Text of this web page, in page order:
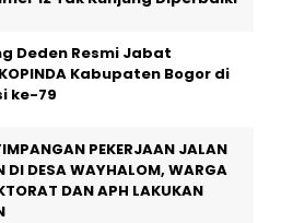
Deden Resmi Jabat
Kabupaten Bogor di
ke-79
PEKERJAAN JALAN
DI DESA WAYHALOM, WARGA
DAN APH LAKUKAN